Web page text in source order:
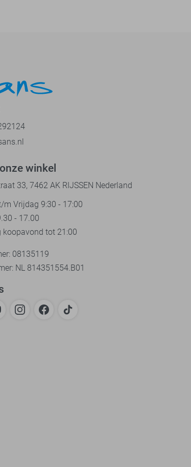
winkel
33, 7462 AK RIJSSEN Nederland
m Vrijdag 9:30 - 17:00
- 17.00
koopavond tot 21:00
08135119
NL 814351554.B01